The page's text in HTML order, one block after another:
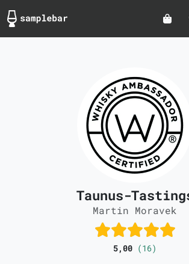
Taunus-
Martin Moravek
5,00 (16)